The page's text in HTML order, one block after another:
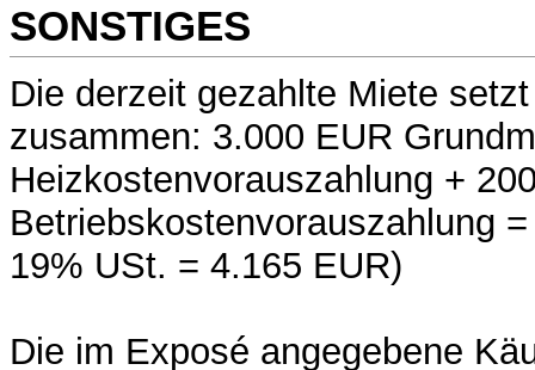
SONSTIGES
Die derzeit gezahlte Miete
zusammen: 3.000 EUR
Heizkostenvorauszahlung +
Betriebskostenvorauszahlung
19% USt. = 4.165 EUR)
Die im Exposé angegebene